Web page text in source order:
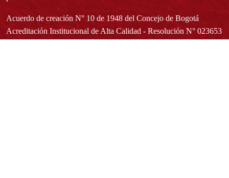
Acuerdo de creación N° 10 de 1948 del Concejo de Bogotá
Acreditación Institucional de Alta Calidad - Resolución N° 023653